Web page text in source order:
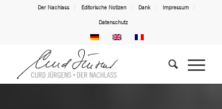
Der Nachlass Editorische Notizen Dank Impressum
Datenschutz